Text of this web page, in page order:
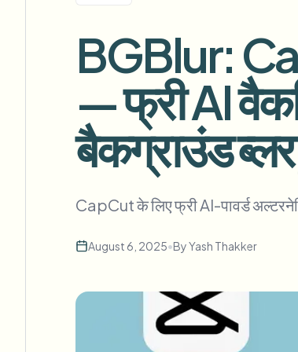
संपर्क फ़ॉर्म
वॉल्यूम, अनुपालन और इंटीग्रेशन के बारे में हमसे बात करें।
वॉल्यूम तैयार
संपर्क फ़ॉर्म
BGBlur:
— फ्री AI
बैकग्राउंड
CapCut के लिए फ्री AI-पावर्ड
August 6, 2025•ByYash Thakker